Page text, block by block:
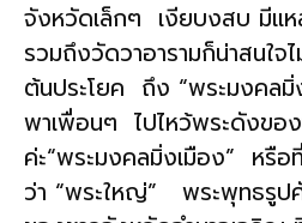
จังหวัดเล็กๆ เงียบงสบ มีแห
รวมถึงวัดวาอารามก็น่าสนใ
ต้นประโยค ถึง “พระมงคลมิ่
พาเพื่อนๆ ไปไหว้พระดังขอ
ค่ะ“พระมงคลมิ่งเมือง” หรือ
ว่า “พระใหญ่” พระพุทธรูป